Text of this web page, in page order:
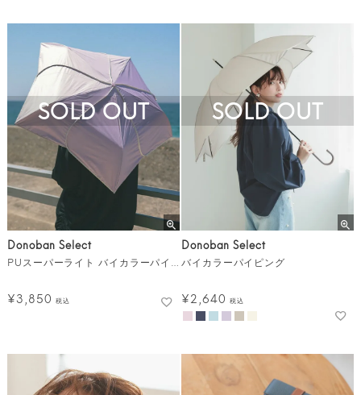
Donoban Select
¥3,850 税込
SOLD OUT
Donoban Select
バイカラーパイピング
¥2,640 税込
SOLD OUT